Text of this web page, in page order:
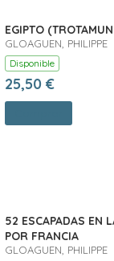
EGIPTO
GLOAGUEN, PHILIPPE
Disponible
25,50 €
52 ESCAPADAS EN
POR FRANCIA
GLOAGUEN, PHILIPPE